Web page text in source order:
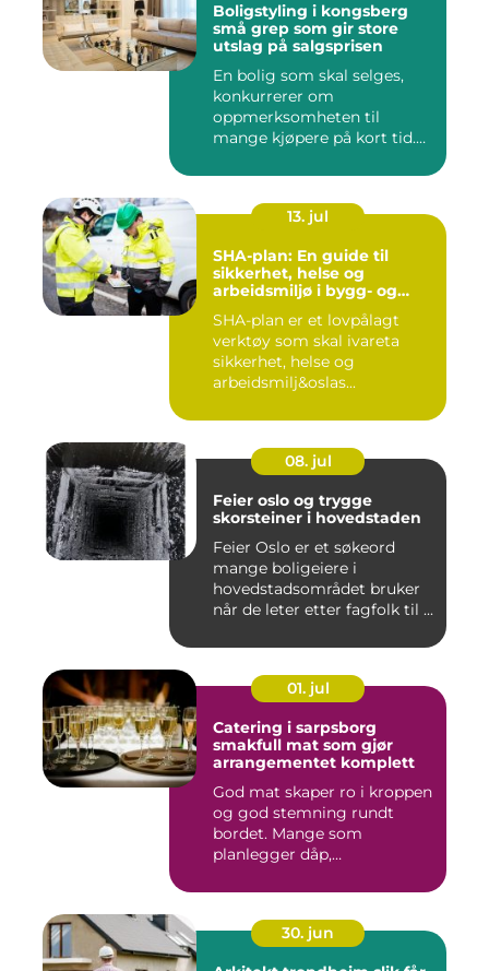
Boligstyling i kongsberg
små grep som gir store
utslag på salgsprisen
En bolig som skal selges,
konkurrerer om
oppmerksomheten til
mange kjøpere på kort tid.
13. jul
SHA-plan: En guide til
sikkerhet, helse og
arbeidsmiljø i bygg- og
SHA-plan er et lovpålagt
verktøy som skal ivareta
sikkerhet, helse og
arbeidsmilj&oslas...
08. jul
Feier oslo og trygge
skorsteiner i hovedstaden
Feier Oslo er et søkeord
mange boligeiere i
hovedstadsområdet bruker
når de leter etter fagfolk til ...
01. jul
Catering i sarpsborg
smakfull mat som gjør
arrangementet komplett
God mat skaper ro i kroppen
og god stemning rundt
bordet. Mange som
planlegger dåp,
30. jun